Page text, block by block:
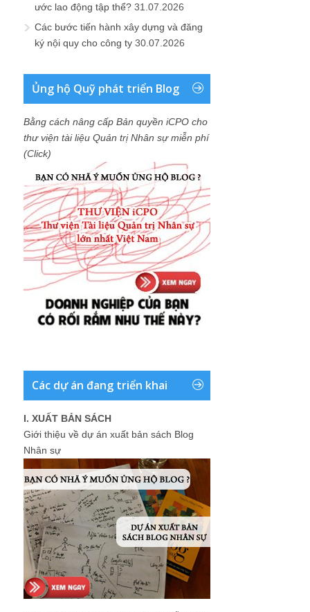
ước lao động tập thể? 31.07.2026
Các bước tiến hành xây dựng và đăng
ký nội quy cho công ty 30.07.2026
Ủng hộ Quỹ phát triển Blog
Bằng cách nâng cấp Bản quyền iCPO cho
thư viện tài liệu Quản trị Nhân sự miễn phí
(Click)
Các dự án đang triển khai
I. XUẤT BẢN SÁCH
Giới thiệu về dự án xuất bản sách Blog
Nhân sự